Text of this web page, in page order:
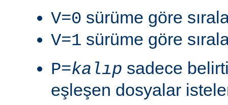
V=0 sürüme göre
V=1 sürüme göre
P=kalıp sadece
eşleşen dosyalar